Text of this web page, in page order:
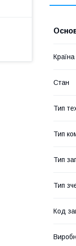
Стан
Тип
Тип
Тип
Тип
Код